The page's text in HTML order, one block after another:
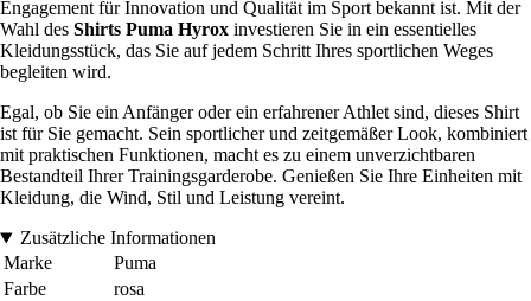
Engagement für Innovation und Qualität im Sport bekannt ist. Mit der
Wahl des Shirts Puma Hyrox investieren Sie in ein essentielles
Kleidungsstück, das Sie auf jedem Schritt Ihres sportlichen Weges
begleiten wird.
Egal, ob Sie ein Anfänger oder ein erfahrener Athlet sind, dieses Shirt
ist für Sie gemacht. Sein sportlicher und zeitgemäßer Look, kombiniert
mit praktischen Funktionen, macht es zu einem unverzichtbaren
Bestandteil Ihrer Trainingsgarderobe. Genießen Sie Ihre Einheiten mit
Kleidung, die Wind, Stil und Leistung vereint.
Zusätzliche Informationen
Marke
Puma
Farbe
rosa